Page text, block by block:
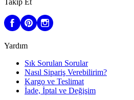
Yardım
Sık Sorulan Sorular
Nasıl Sipariş Verebilirim?
Kargo ve Teslimat
İade, İptal ve Değişim